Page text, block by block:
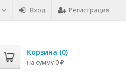
Вход Регистрация
Корзина (0)
на сумму 0 ₽